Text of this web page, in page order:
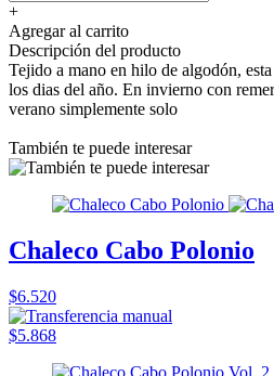
+
Agregar al carrito
Descripción del producto
Tejido a mano en hilo de algodón,
los dias del año. En invierno con
verano simplemente solo
También te puede interesar
Chaleco Cabo Polonio
$6.520
$5.868